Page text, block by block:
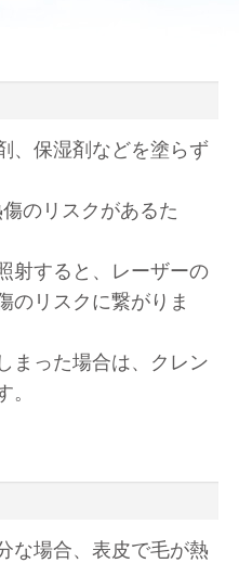
、保湿剤などを塗らず
のリスクがあるた
射すると、レーザーの
のリスクに繋がりま
まった場合は、クレン
。
な場合、表皮で毛が熱